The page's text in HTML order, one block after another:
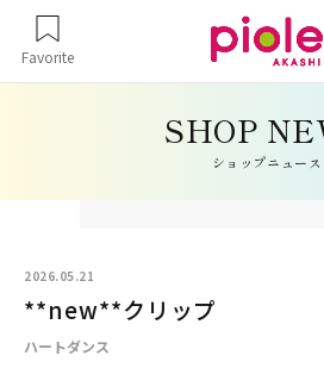
Favorite
ショップニュース
2026.05.21
**new**クリップ
ハートダンス